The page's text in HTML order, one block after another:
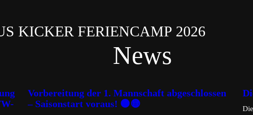
KICKER FERIENCAMP 2026
News
Vorbereitung der 1. Mannschaft abgeschlossen
– Saisonstart voraus! ⚫🟡